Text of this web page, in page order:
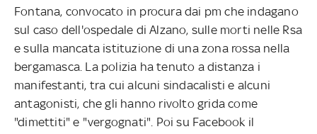
Fontana, convocato in procura dai pm che indagano
sul caso dell'ospedale di Alzano, sulle morti nelle Rsa
e sulla mancata istituzione di una zona rossa nella
bergamasca. La polizia ha tenuto a distanza i
manifestanti, tra cui alcuni sindacalisti e alcuni
antagonisti, che gli hanno rivolto grida come
"dimettiti" e "vergognati". Poi su Facebook il